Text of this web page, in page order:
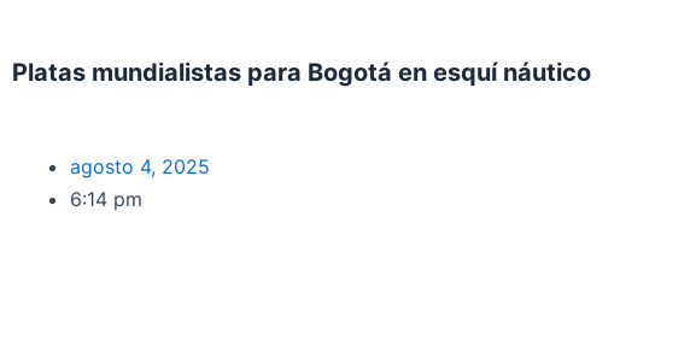
Platas mundialistas para Bogotá en esquí náutico
agosto 4, 2025
6:14 pm